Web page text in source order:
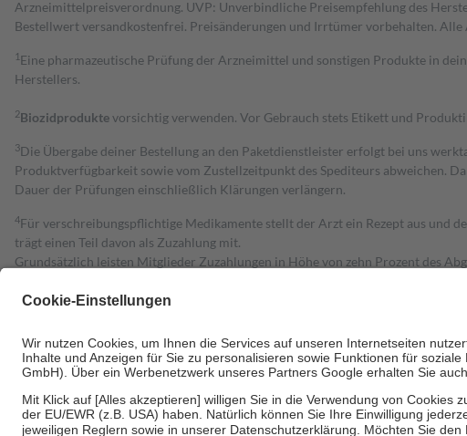
Arzneimittelpreisverordnung. UVP: Unverbindliche Preisempfehlung des
Bestell­wert versand­kosten­frei. Preisänderungen und Irrtümer vorbehalten.
1 Eine pharmazeutische Prüfung der Arzneimittel und sonstigen Produkte in
Herstellers.
2Biozidproduktevorsichtig verwenden. Vor Gebrauch stets Etikett und
3Die Übergabe deiner Bestellung an den Paketdienstleister erfolgt bei uns
Produktverfügbarkeit sowie vom Zustellzeitpunkt des Spediteurs abweichen.
Dauer der Prüfungen einschließlich Klärungen verlängern.
4Für verschreibungspflichtige Medikamente stellt der Arzt ein Rezept aus und
trägt einen Teil davon als Zuzahlung mit.
Grundsätzlich leisten Mitglieder Zuzahlungen in Höhe von zehn Prozent des
Diese Regeln gelten grundsätzlich auch für Online-Apotheken.
Um das Engagement der Versicherten für ihre eigene Gesundheit zu stärken
• Kindern und Jugendlichen bis zum vollendeten 18. Lebensjahr mit Ausnahme
• Untersuchungen zur Vorsorge und Früherkennung, die von der GKV getragen
• empfohlenen Schutzimpfungen
• Harn- und Blutteststreifen